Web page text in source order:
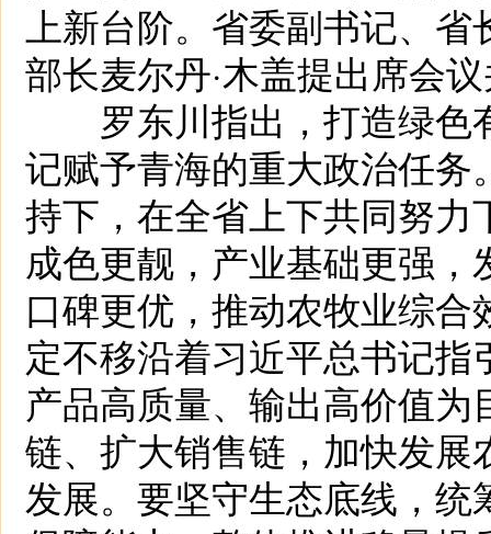
上新台阶。省委副书记、
部长麦尔丹·木盖提出席会
罗东川指出，打造绿色
记赋予青海的重大政治任
持下，在全省上下共同努
成色更靓，产业基础更强
口碑更优，推动农牧业综合
定不移沿着习近平总书记
产品高质量、输出高价值
链、扩大销售链，加快发
发展。要坚守生态底线，